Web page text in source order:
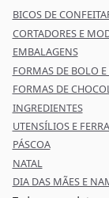
BICOS DE
CORTADORES E
EMBALAGENS
FORMAS DE BOLO E
FORMAS DE
INGREDIENTES
UTENSÍLIOS E
PÁSCOA
NATAL
DIA DAS MÃES E